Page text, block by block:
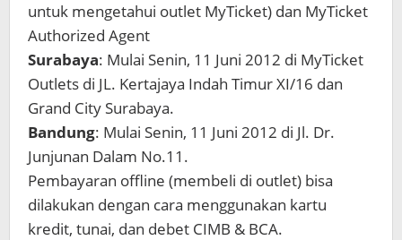
untuk mengetahui outlet MyTicket) dan MyTicket
Authorized Agent
Surabaya: Mulai Senin, 11 Juni 2012 di MyTicket
Outlets di JL. Kertajaya Indah Timur XI/16 dan
Grand City Surabaya.
Bandung: Mulai Senin, 11 Juni 2012 di Jl. Dr.
Junjunan Dalam No.11.
Pembayaran offline (membeli di outlet) bisa
dilakukan dengan cara menggunakan kartu
kredit, tunai, dan debet CIMB & BCA.